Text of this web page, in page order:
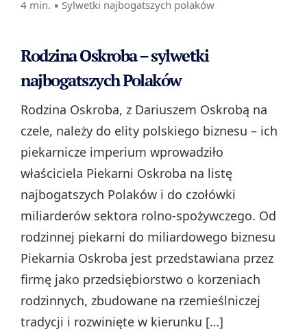
4 min. ▪ Sylwetki najbogatszych polaków
Rodzina Oskroba – sylwetki
najbogatszych Polaków
Rodzina Oskroba, z Dariuszem Oskrobą na
czele, należy do elity polskiego biznesu – ich
piekarnicze imperium wprowadziło
właściciela Piekarni Oskroba na listę
najbogatszych Polaków i do czołówki
miliarderów sektora rolno‑spożywczego. Od
rodzinnej piekarni do miliardowego biznesu
Piekarnia Oskroba jest przedstawiana przez
firmę jako przedsiębiorstwo o korzeniach
rodzinnych, zbudowane na rzemieślniczej
tradycji i rozwinięte w kierunku […]